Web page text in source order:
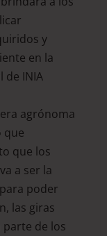
y
en la
de INIA
agrónoma
que
que los
a ser la
poder
las giras
de los